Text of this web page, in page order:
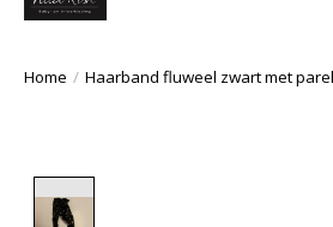
Home / Haarband fluweel zwart met